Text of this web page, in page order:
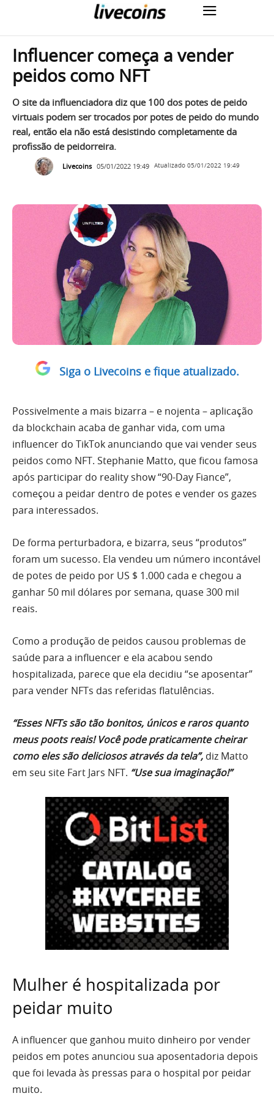
Influencer começa a vender
peidos como NFT
O site da influenciadora diz que 100 dos potes de peido
virtuais podem ser trocados por potes de peido do mundo
real, então ela não está desistindo completamente da
profissão de peidorreira.
Livecoins 05/01/2022 19:49 Atualizado 05/01/2022 19:49
Siga o Livecoins e fique atualizado.
Possivelmente a mais bizarra – e nojenta – aplicação
da blockchain acaba de ganhar vida, com uma
influencer do TikTok anunciando que vai vender seus
peidos como NFT. Stephanie Matto, que ficou famosa
após participar do reality show “90-Day Fiance”,
começou a peidar dentro de potes e vender os gazes
para interessados.
De forma perturbadora, e bizarra, seus “produtos”
foram um sucesso. Ela vendeu um número incontável
de potes de peido por US $ 1.000 cada e chegou a
ganhar 50 mil dólares por semana, quase 300 mil
reais.
Como a produção de peidos causou problemas de
saúde para a influencer e ela acabou sendo
hospitalizada, parece que ela decidiu “se aposentar”
para vender NFTs das referidas flatulências.
“Esses NFTs são tão bonitos, únicos e raros quanto
meus poots reais! Você pode praticamente cheirar
como eles são deliciosos através da tela”, diz Matto
em seu site Fart Jars NFT. “Use sua imaginação!”
Mulher é hospitalizada por
peidar muito
A influencer que ganhou muito dinheiro por vender
peidos em potes anunciou sua aposentadoria depois
que foi levada às pressas para o hospital por peidar
muito.